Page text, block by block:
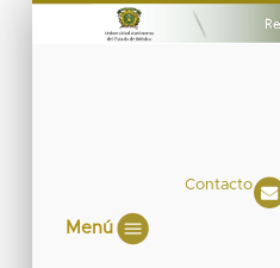
Contacto
Menú